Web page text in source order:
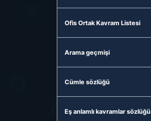
Ofis Ortak Kavram Listesi
Arama geçmişi
Cümle sözlüğü
Eş anlamlı kavramlar sözlüğü